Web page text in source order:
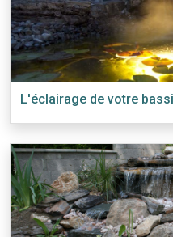
L'éclairage de votre